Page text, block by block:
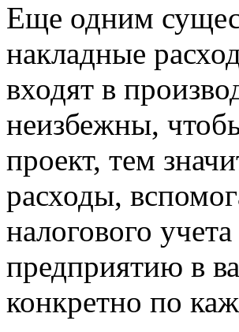
Еще одним
накладные
входят в
неизбежны,
проект, тем
расходы,
налогового
предприятию в
конкретно по